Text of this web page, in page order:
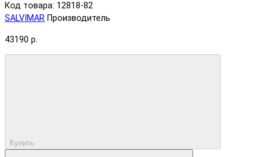
Код товара: 12818-82
SALVIMAR Производитель
43190 р.
Купить